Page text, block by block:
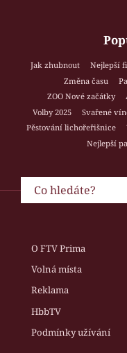
Jak zhubnout Nejlepší
Změna času
ZOO Nové začátky
Volby 2025
Svařené
Pěstování lichořeřišnice
Nejlepší
O FTV Prima
Volná místa
Reklama
HbbTV
Podmínky užívání